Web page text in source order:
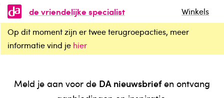
de vriendelijke specialist
Winkels
Op dit moment zijn er twee terugroepacties, meer
informatie vind je hier
Meld je aan voor de DA nieuwsbriefen ontvang